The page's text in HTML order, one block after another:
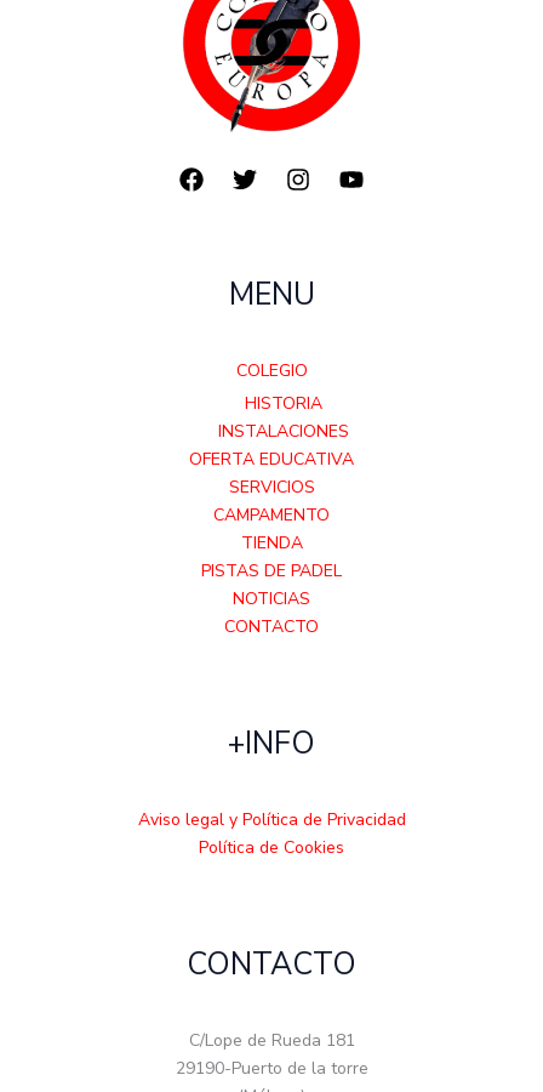
MENU
COLEGIO
HISTORIA
INSTALACIONES
OFERTA EDUCATIVA
SERVICIOS
CAMPAMENTO
TIENDA
PISTAS DE PADEL
NOTICIAS
CONTACTO
+INFO
Aviso legal y Política de Privacidad
Política de Cookies
CONTACTO
C/Lope de Rueda 181
29190-Puerto de la torre